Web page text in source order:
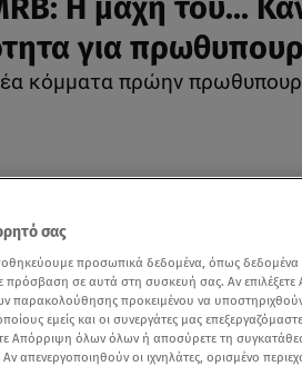
Η μάχη του…
για
κόμματα πρώην
σας
προσωπικά δεδομένα, όπως δεδομένα
πρόσβαση σε αυτά στη συσκευή σας. Αν
παρακολούθησης προκειμένου να
εμείς και οι συνεργάτες μας
Απόρριψη όλων όλων ή αποσύρετε τη
απενεργοποιηθούν οι ιχνηλάτες, ορισμένο